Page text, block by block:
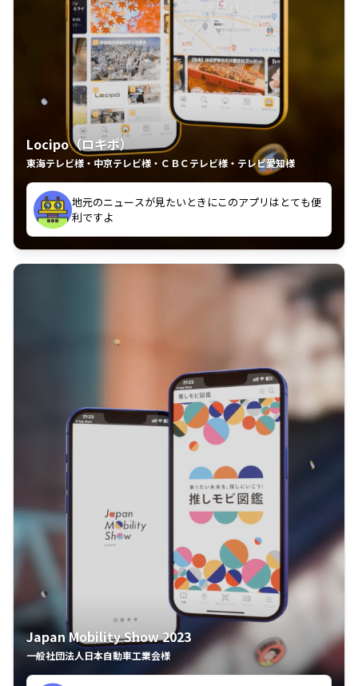
Locipo（ロキポ）
東海テレビ様・中京テレビ様・ＣＢＣテレビ様・テレビ愛知様
中京テレビのおもしろ番組が視聴可能地域外からも見
れるの嬉しいポイント
いつも利用させていただいております！
Japan Mobility Show 2023
一般社団法人日本自動車工業会様